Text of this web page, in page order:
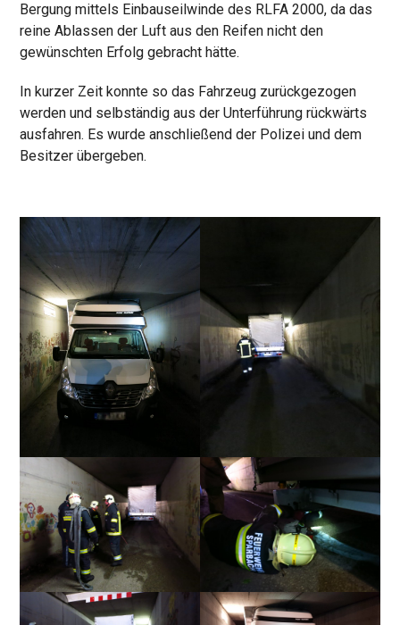
Bergung mittels Einbauseilwinde des RLFA 2000, da das
reine Ablassen der Luft aus den Reifen nicht den
gewünschten Erfolg gebracht hätte.
In kurzer Zeit konnte so das Fahrzeug zurückgezogen
werden und selbständig aus der Unterführung rückwärts
ausfahren. Es wurde anschließend der Polizei und dem
Besitzer übergeben.